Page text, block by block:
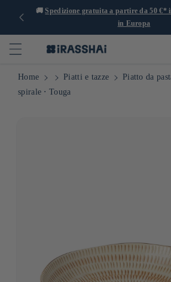
🚚Spedizione gratuita a partire da 50 €*
in Europa
Home Piatti e tazze
Piatto da
spirale ⋅ Touga